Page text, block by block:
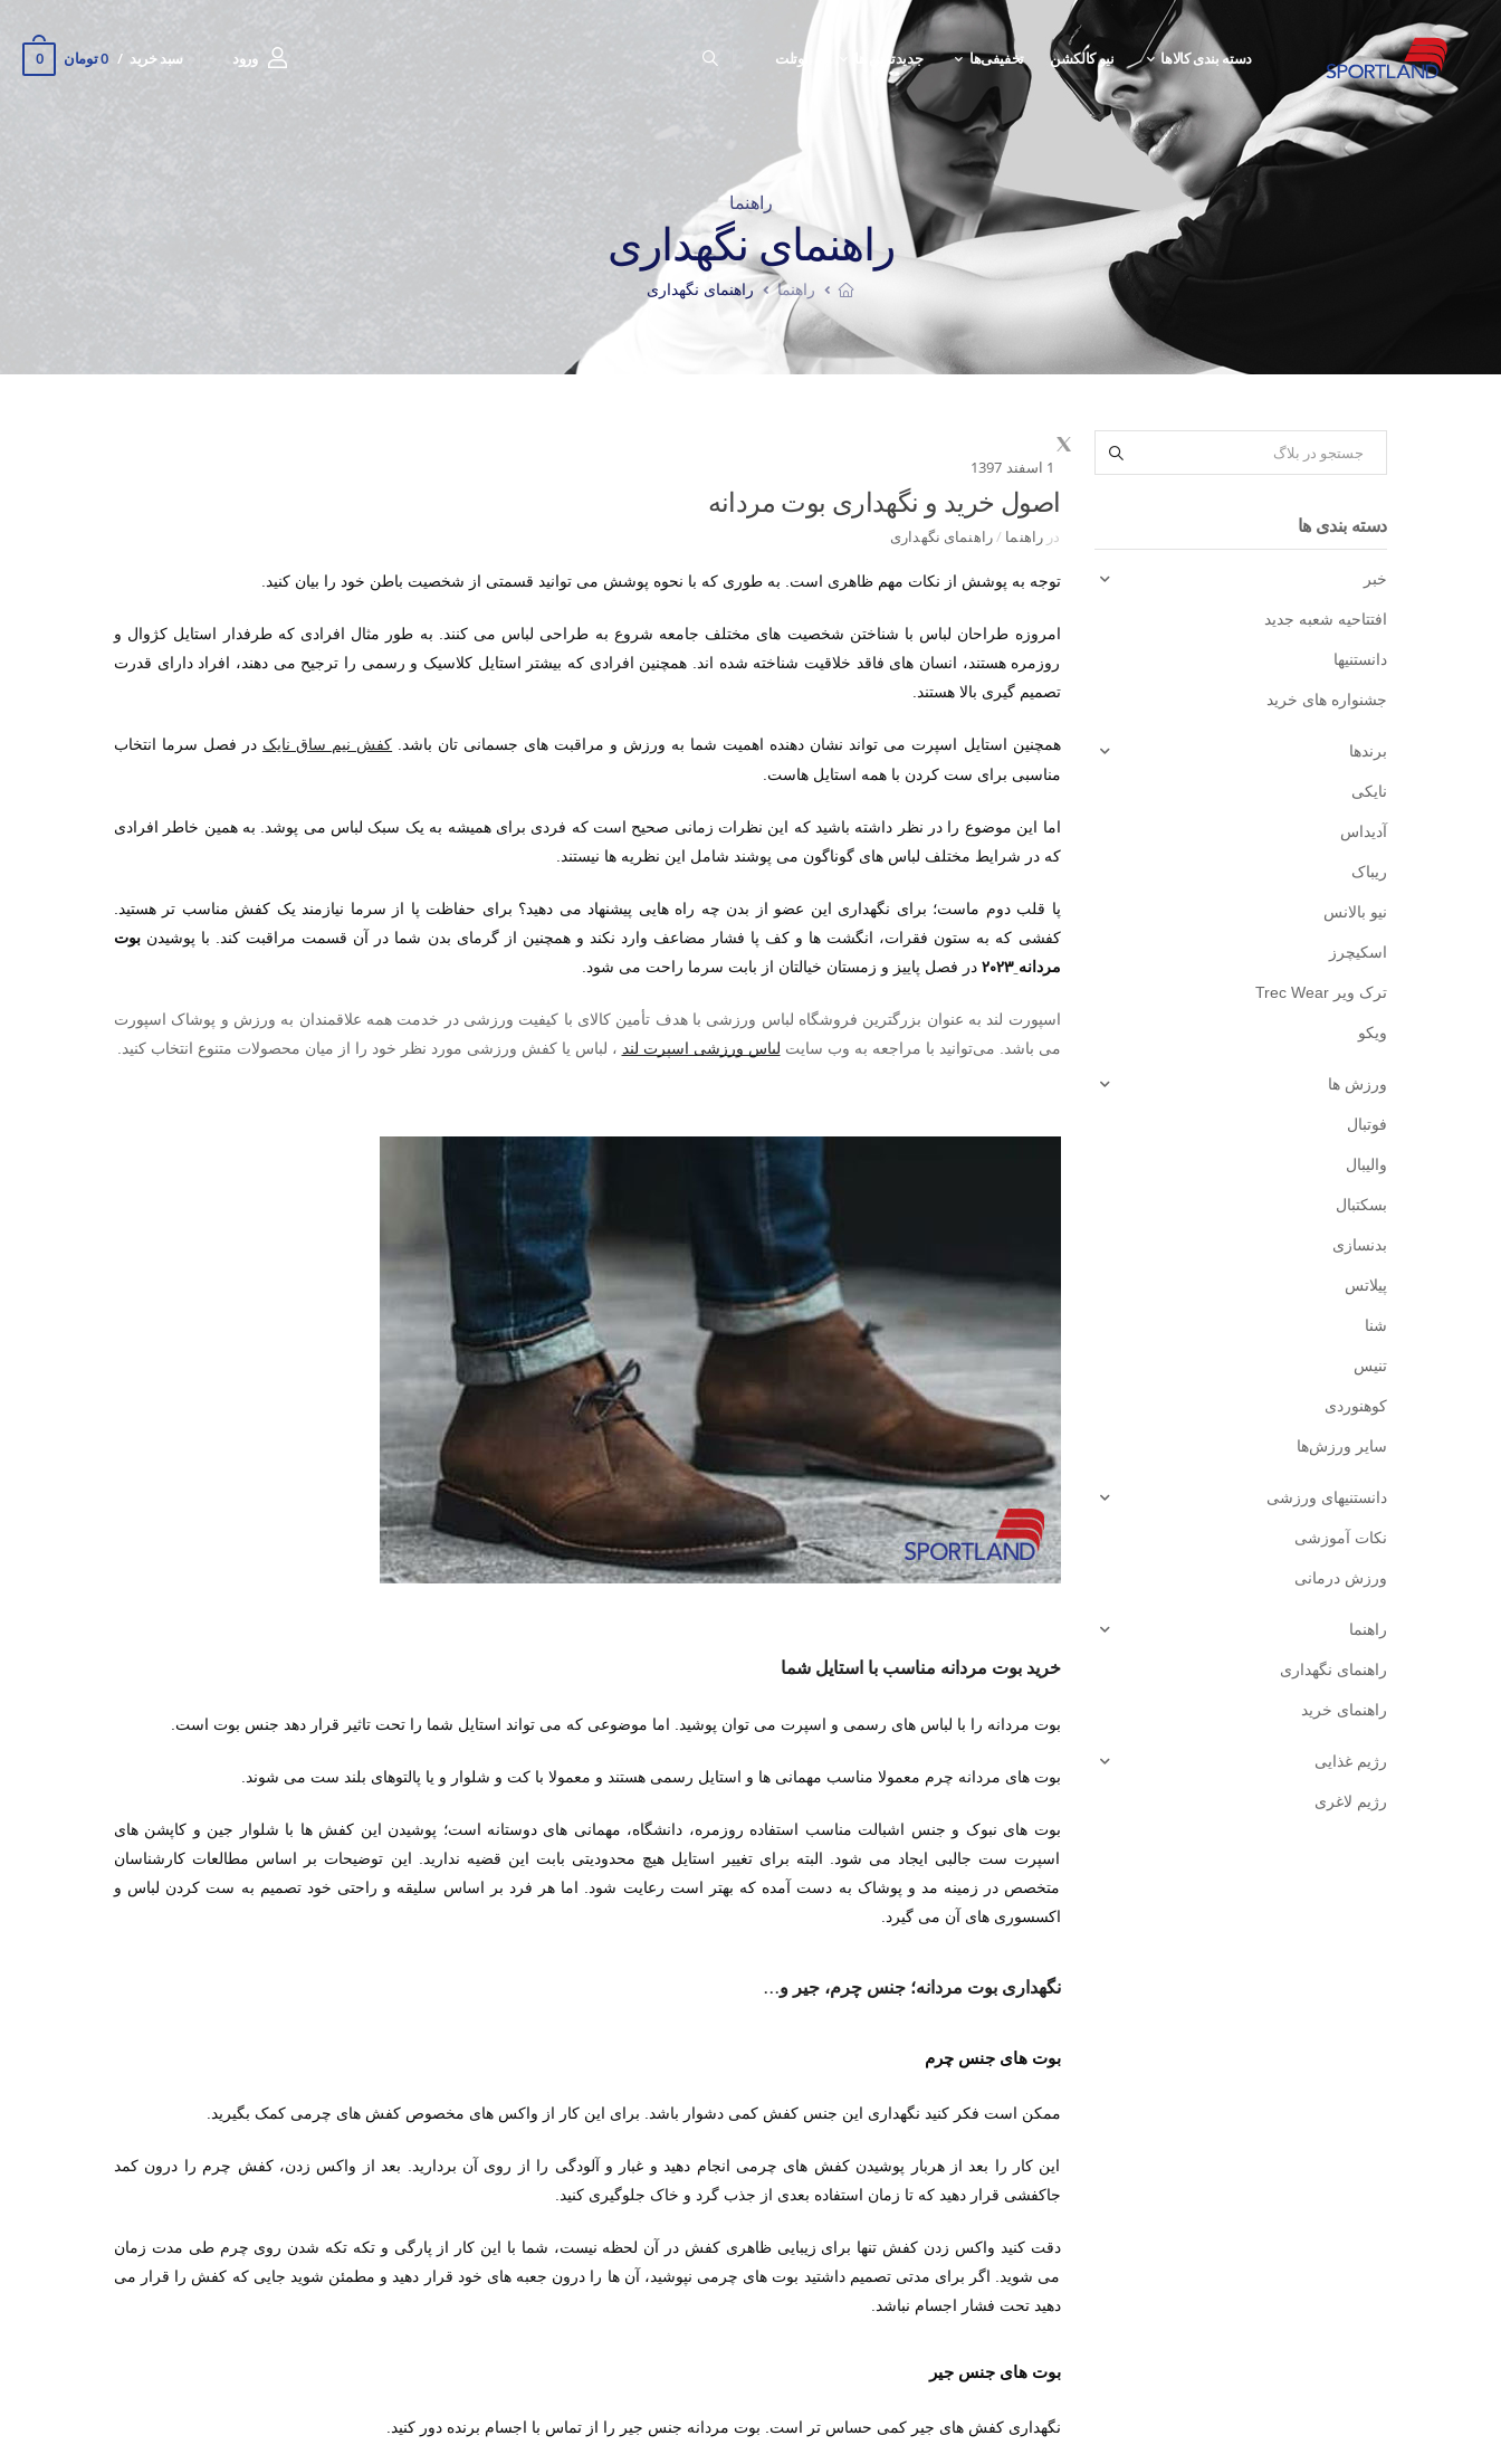
دسته بندی کالاها نیو کالکشن تخفیفی‌ها جدیدترین ها اوتلت ورود سبد خرید 0 تومان 0
راهنما
راهنمای نگهداری
راهنما راهنمای نگهداری
دسته بندی ها
خبر
افتتاحیه شعبه جدید
دانستنیها
جشنواره های خرید
برندها
نایکی
آدیداس
ریباک
نیو بالانس
اسکیچرز
ترک ویر Trec Wear
ویکو
ورزش ‌ها
فوتبال
والیبال
بسکتبال
بدنسازی
پیلاتس
شنا
تنیس
کوهنوردی
سایر ورزش‌ها
دانستنیهای ورزشی
نکات آموزشی
ورزش درمانی
راهنما
راهنمای نگهداری
راهنمای خرید
رژیم غذایی
رژیم لاغری
1 اسفند 1397
اصول خرید و نگهداری بوت مردانه
در راهنما /راهنمای نگهداری
توجه به پوشش از نکات مهم ظاهری است. به طوری که با نحوه پوشش می توانید قسمتی از شخصیت باطن خود را بیان کنید.
امروزه طراحان لباس با شناختن شخصیت های مختلف جامعه شروع به طراحی لباس می کنند. به طور مثال افرادی که طرفدار استایل کژوال و
روزمره هستند، انسان های فاقد خلاقیت شناخته شده اند. همچنین افرادی که بیشتر استایل کلاسیک و رسمی را ترجیح می دهند، افراد دارای قدرت
تصمیم گیری بالا هستند.
همچنین استایل اسپرت می تواند نشان دهنده اهمیت شما به ورزش و مراقبت های جسمانی تان باشد. کفش نیم ساق نایک در
فصل سرما انتخاب
مناسبی برای ست کردن با همه استایل هاست.
اما این موضوع را در نظر داشته باشید که این نظرات زمانی صحیح است که فردی برای همیشه به یک سبک لباس می پوشد. به همین خاطر افرادی
که در شرایط مختلف لباس های گوناگون می پوشند شامل این نظریه ها نیستند.
پا قلب دوم ماست؛ برای نگهداری این عضو از بدن چه راه هایی پیشنهاد می دهید؟ برای حفاظت پا از سرما نیازمند یک کفش مناسب تر هستید.
کفشی که به ستون فقرات، انگشت ها و کف پا فشار مضاعف وارد نکند و همچنین از گرمای بدن شما در آن قسمت مراقبت کند. با پوشیدن بوت
مردانه 2023 در فصل پاییز و زمستان خیالتان از بابت سرما راحت می شود.
اسپورت لند به عنوان بزرگترین فروشگاه لباس ورزشی با هدف تأمین کالای با کیفیت ورزشی در خدمت همه علاقمندان به ورزش و پوشاک اسپورت
می باشد. می‌توانید با مراجعه به وب سایت لباس ورزشی اسپرت لند ، لباس یا کفش ورزشی مورد نظر خود را از میان محصولات متنوع انتخاب کنید.
خرید بوت مردانه مناسب با استایل شما
بوت مردانه را با لباس های رسمی و اسپرت می توان پوشید. اما موضوعی که می تواند استایل شما را تحت تاثیر قرار دهد جنس بوت است.
بوت های مردانه چرم معمولا مناسب مهمانی ها و استایل رسمی هستند و معمولا با کت و شلوار و یا پالتوهای بلند ست می شوند.
بوت های نبوک و جنس اشبالت مناسب استفاده روزمره، دانشگاه، مهمانی های دوستانه است؛ پوشیدن این کفش ها با شلوار جین و کاپشن های
اسپرت ست جالبی ایجاد می شود. البته برای تغییر استایل هیچ محدودیتی بابت این قضیه ندارید. این توضیحات بر اساس مطالعات کارشناسان
متخصص در زمینه مد و پوشاک به دست آمده که بهتر است رعایت شود. اما هر فرد بر اساس سلیقه و راحتی خود تصمیم به ست کردن لباس و
اکسسوری های آن می گیرد.
نگهداری بوت مردانه؛ جنس چرم، جیر و...
بوت های جنس چرم
ممکن است فکر کنید نگهداری این جنس کفش کمی دشوار باشد. برای این کار از واکس های مخصوص کفش های چرمی کمک بگیرید.
این کار را بعد از هربار پوشیدن کفش های چرمی انجام دهید و غبار و آلودگی را از روی آن بردارید. بعد از واکس زدن، کفش چرم را درون کمد
جاکفشی قرار دهید که تا زمان استفاده بعدی از جذب گرد و خاک جلوگیری کنید.
دقت کنید واکس زدن کفش تنها برای زیبایی ظاهری کفش در آن لحظه نیست، شما با این کار از پارگی و تکه تکه شدن روی چرم طی مدت زمان
می شوید. اگر برای مدتی تصمیم داشتید بوت های چرمی نپوشید، آن ها را درون جعبه های خود قرار دهید و مطمئن شوید جایی که کفش را قرار می
دهید تحت فشار اجسام نباشد.
بوت های جنس جیر
نگهداری کفش های جیر کمی حساس تر است. بوت مردانه جنس جیر را از تماس با اجسام برنده دور کنید.